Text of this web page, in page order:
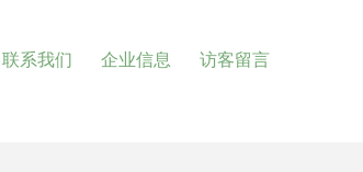
联系我们 企业信息 访客留言